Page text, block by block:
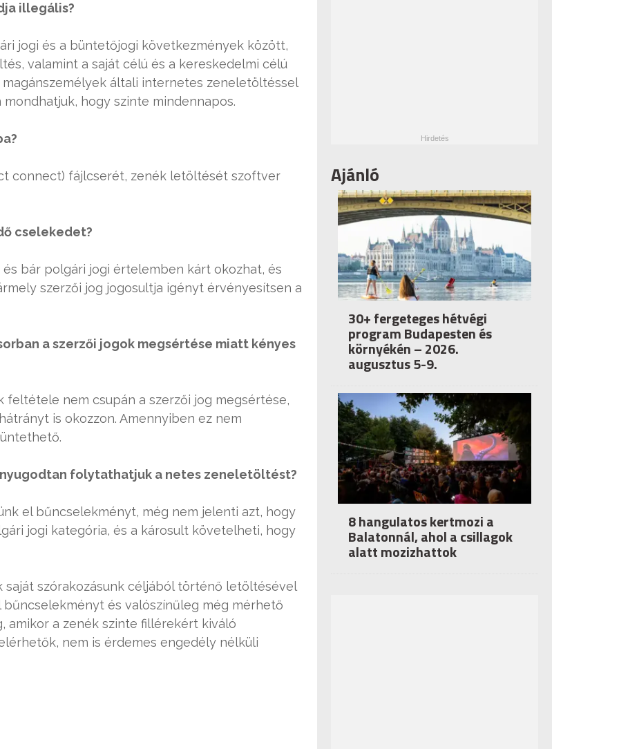
illegális?
jogi és a büntetőjogi következmények között,
valamint a saját célú és a kereskedelmi célú
általi internetes zeneletöltéssel
hogy szinte mindennapos.
connect) fájlcserét, zenék letöltését szoftver
cselekedet?
bár polgári jogi értelemben kárt okozhat, és
szerzői jog jogosultja igényt érvényesítsen a
a szerzői jogok megsértése miatt kényes
nem csupán a szerzői jog megsértése,
is okozzon. Amennyiben ez nem
folytathatjuk a netes zeneletöltést?
el bűncselekményt, még nem jelenti azt, hogy
jogi kategória, és a károsult követelheti, hogy
szórakozásunk céljából történő letöltésével
és valószínűleg még mérhető
amikor a zenék szinte fillérekért kiváló
nem is érdemes engedély nélküli
Ajánló
30+ fergeteges hétvégi
program Budapesten és
környékén – 2026.
augusztus 5-9.
8 hangulatos kertmozi a
Balatonnál, ahol a csillagok
alatt mozizhattok